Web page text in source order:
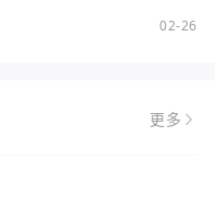
02-26
更多